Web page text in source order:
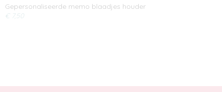
Gepersonaliseerde memo blaadjes houder
€ 7,50